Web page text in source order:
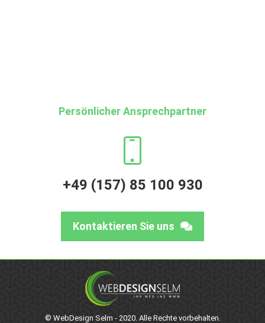
Persönlicher Ansprechpartner​
+49 (157) 85 100 930
Kontaktieren Sie uns
© WebDesign Selm - 2020. Alle Rechte vorbehalten.